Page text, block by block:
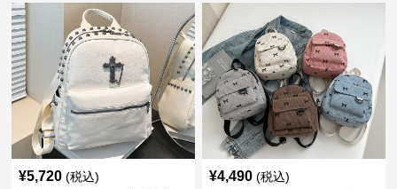
¥5,720 (税込) ¥4,490 (税込)